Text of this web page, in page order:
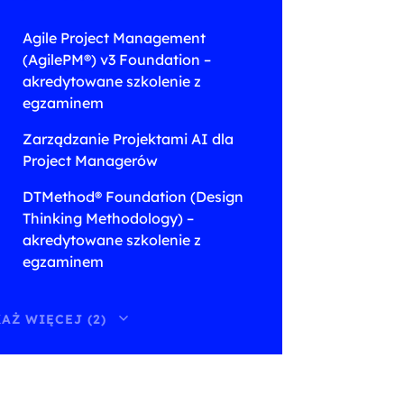
Agile Project Management
(AgilePM®) v3 Foundation –
akredytowane szkolenie z
egzaminem
Zarządzanie Projektami AI dla
Project Managerów
DTMethod® Foundation (Design
Thinking Methodology) –
akredytowane szkolenie z
egzaminem
WIĘCEJ (2)